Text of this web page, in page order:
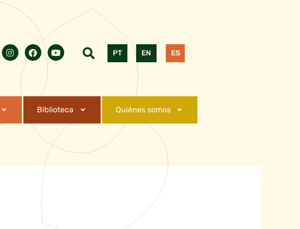
PT EN ES
Biblioteca Quiénes somos